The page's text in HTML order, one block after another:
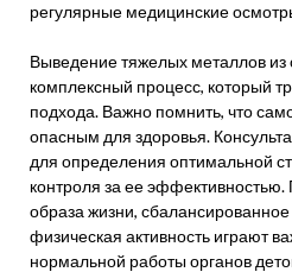
регулярные медицинские
Выведение тяжелых металлов из
комплексный процесс, который
подхода. Важно помнить, что
опасным для здоровья.
для определения оптимальной
контроля за ее
образа жизни,
физическая активность играют
нормальной работы органов